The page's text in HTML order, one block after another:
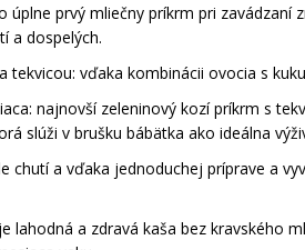
úplne prvý mliečny príkrm pri
a dospelých.
tekvicou: vďaka kombinácii ovocia s
najnovší zeleninový kozí príkrm s
slúži v brušku bábätka ako ideálna
chutí a vďaka jednoduchej príprave a
je lahodná a zdravá kaša bez kravského